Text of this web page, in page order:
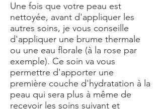
Une fois que votre peau est
nettoyée, avant d'appliquer les
autres soins, je vous conseille
d'appliquer une brume thermale
ou une eau florale (à la rose par
exemple). Ce soin va vous
permettre d'apporter une
première couche d'hydratation à la
peau qui sera plus à même de
recevoir les soins suivant et